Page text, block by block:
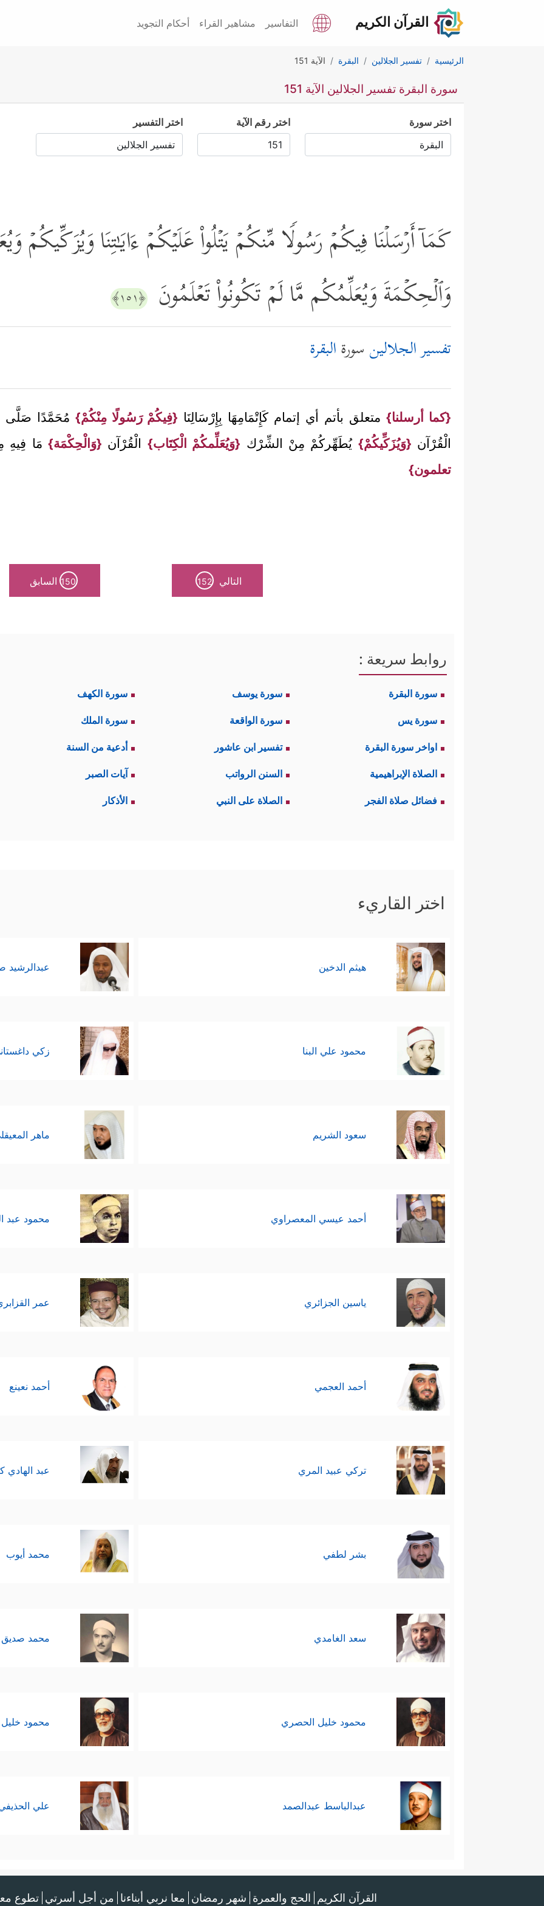
القرآن الكريم التفاسير مشاهير القراء أحكام التجويد
الرئيسية تفسير الجلالين البقرة الآية 151
سورة البقرة تفسير الجلالين الآية 151
اختر سورة اختر رقم الآية اختر التفسير
كَمَاۤ أَرۡسَلۡنَا فِیكُمۡ رَسُولࣰا مِّنكُمۡ یَتۡلُواْ عَلَیۡكُمۡ ءَایَـٰتِنَا وَیُزَكِّیكُمۡ
وَٱلۡحِكۡمَةَ وَیُعَلِّمُكُم مَّا لَمۡ تَكُونُواْ تَعۡلَمُونَ ﴿١٥١﴾
تفسير الجلالين سورةالبقرة
{كما أرسلنا}متعلق بأتم أي إتمام كَإِتْمَامِهَا بِإِرْسَالِنَا {فِيكُمْ رَسُولًا مِنْكُمْ} مُحَمَّدًا صَلَّى
الْقُرْآن {وَيُزَكِّيكُمْ} يُطَهِّركُمْ مِنْ الشِّرْك {وَيُعَلِّمكُمْ الْكِتَاب} الْقُرْآن {وَالْحِكْمَة} مَا فِيهِ
تعلمون}
التالي 152
150 السابق
روابط سريعة :
سورة البقرة سورة يوسف سورة الكهف
سورة يس سورة الواقعة سورة الملك
اواخر سورة البقرة تفسير ابن عاشور أدعية من السنة
الصلاة الإبراهيمية السنن الرواتب آيات الصبر
فضائل صلاة الفجر الصلاة على النبي الأذكار
اختر القاريء
هيثم الدخين عبدالرشيد
محمود علي البنا زكي
سعود الشريم ماهر
أحمد عيسي المعصراوي محمود عبد
ياسين الجزائري عمر
أحمد العجمي أحمد نعينع
تركي عبيد المري عبد الهادي
بشر لطفي محمد أيوب
سعد الغامدي محمد صديق
محمود خليل الحصري محمود
عبدالباسط عبدالصمد علي
القرآن الكريم الحج والعمرة شهر رمضان معا نربي أبناءنا من أجل أسرتي تطوع